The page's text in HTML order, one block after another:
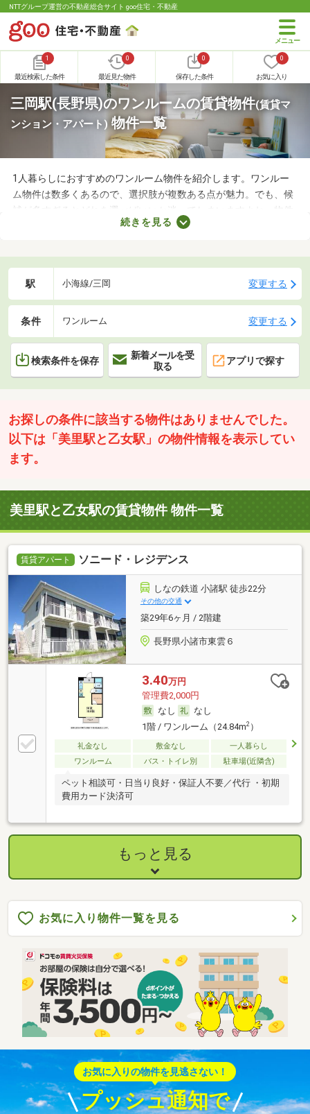
NTTグループ運営の不動産総合サイト goo住宅・不動産
1
最近検索した条件
0
最近見た物件
0
保存した条件
0
お気に入り
三岡駅(長野県)のワンルームの賃貸物件(賃貸マ
ンション・アパート) 物件一覧
1人暮らしにおすすめのワンルーム物件を紹介します。ワンルー
ム物件は数多くあるので、選択肢が複数ある点が魅力。でも、候
補が多すぎるとどれを選べばいいか迷ってしまいますよね。物件
を選ぶときは、間取り・設備・家賃などをチェックすることがお
を見つけましょう。
続きを見る
駅 小海線/三岡 変更する
条件 ワンルーム 変更する
検索条件を保存
新着メールを受
取る
アプリで探す
お探しの条件に該当する物件はありませんでした。
以下は「美里駅と乙女駅」の物件情報を表示してい
ます。
美里駅と乙女駅の賃貸物件 物件一覧
賃貸アパート ソニード・レジデンス
しなの鉄道 小諸駅 徒歩22分
その他の交通
築29年6ヶ月 / 2階建
長野県小諸市東雲６
3.40万円
管理費2,000円
なし
なし
1階 / ワンルーム（24.84m2）
礼金なし 敷金なし
一人暮らし
ワンルーム
バス・トイレ別 駐車場(近隣含)
ペット相談可・日当り良好・保証人不要／代行 ・初期
費用カード決済可
もっと見る
お気に入り物件一覧を見る
お気に入りの物件を見逃さない！
プッシュ通知で